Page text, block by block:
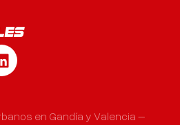
en Gandía y Valencia –